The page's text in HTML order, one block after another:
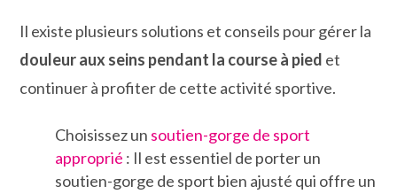
Il existe plusieurs solutions et conseils pour gérer la
douleur aux seins pendant la course à pied et
continuer à profiter de cette activité sportive.
Choisissez un soutien-gorge de sport
approprié : Il est essentiel de porter un
soutien-gorge de sport bien ajusté qui offre un